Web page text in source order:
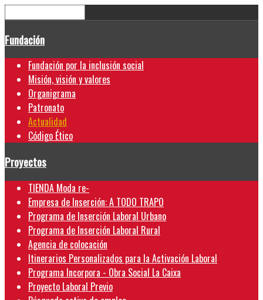
Fundación
Fundación por la inclusión social
Misión, visión y valores
Organigrama
Patronato
Actualidad
Código Ético
Proyectos
TIENDA Moda re-
Empresa de Inserción: A TODO TRAPO
Programa de Inserción Laboral Urbano
Programa de Inserción Laboral Rural
Agencia de colocación
Itinerarios Personalizados para la Activación Laboral
Programa Incorpora - Obra Social La Caixa
Proyecto Laboral Previo